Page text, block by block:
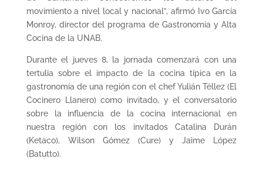
movimiento a nivel local y nacional”, afirmó Ivo García
Monroy, director del programa de Gastronomía y Alta
Cocina de la UNAB.
Durante el jueves 8, la jornada comenzará con una
tertulia sobre el impacto de la cocina típica en la
gastronomía de una región con el chef Yulián Téllez (El
Cocinero Llanero) como invitado, y el conversatorio
sobre la influencia de la cocina internacional en
nuestra región con los invitados Catalina Durán
(Ketaco), Wilson Gómez (Cure) y Jaime López
(Batutto).